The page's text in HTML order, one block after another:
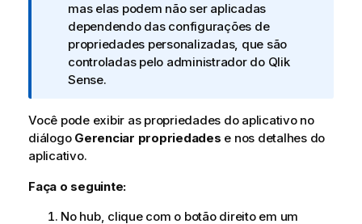
t
a
i
n
f
r
m
a
mas elas podem não ser aplicadas
dependendo das configurações de
propriedades personalizadas, que são
controladas pelo administrador do Qlik
Sense.
Você pode exibir as propriedades do aplicativo no
diálogo Gerenciar propriedades e nos detalhes do
aplicativo.
Faça o seguinte:
No hub, clique com o botão direito em um